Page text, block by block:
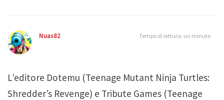
Nuas82 Tempo di lettura: un minuto
L’editore Dotemu (Teenage Mutant Ninja Turtles:
Shredder’s Revenge) e Tribute Games (Teenage